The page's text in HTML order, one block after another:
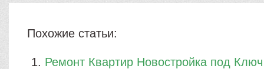
Похожие статьи:
Ремонт Квартир Новостройка под Ключ